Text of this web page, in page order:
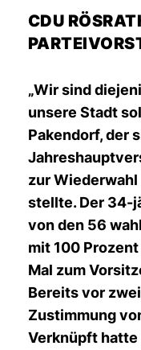
CDU
Wir sind
unsere Stadt
Pakendorf, der
zur
stellte. Der 34-
von den 56
mit 100
Mal zum
Bereits vor
Zustimmung
Verknüpft hatte